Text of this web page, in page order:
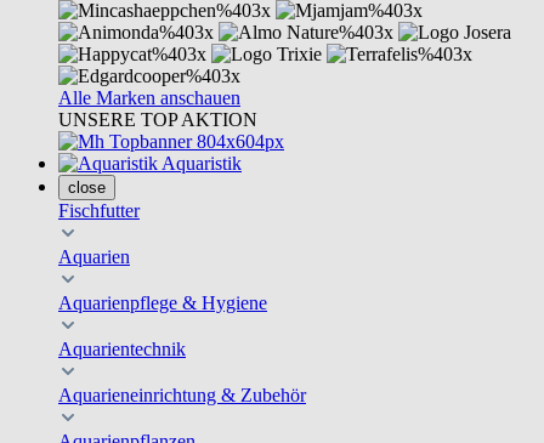
Alle Marken anschauen
UNSERE TOP AKTION
Aquaristik
close
Fischfutter
Aquarien
Aquarienpflege & Hygiene
Aquarientechnik
Aquarieneinrichtung & Zubehör